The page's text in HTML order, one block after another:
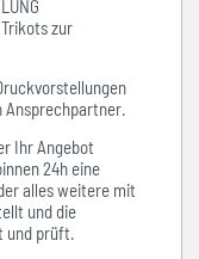
zur
Ansprechpartner.
Ihr Angebot
24h eine
alles weitere mit
und die
und prüft.